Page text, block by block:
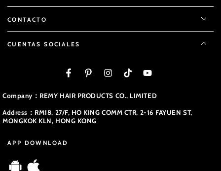
CONTACTO
CUENTAS SOCIALES
FacebookPinterestInstagramTikTokYouTube
Company：REMY HAIR PRODUCTS CO., LIMITED
Address：RM18, 27/F, HO KING COMM CTR, 2-16 FAYUEN ST,
MONGKOK KLN, HONG KONG
APP DOWNLOAD